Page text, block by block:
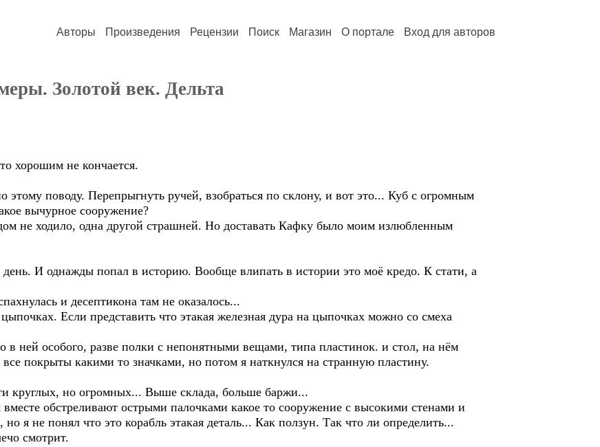
Авторы Произведения Рецензии Поиск Магазин О портале Вход для авторов
Золотой век. Дельта
хорошим не кончается.
поводу. Перепрыгнуть ручей, взобраться по склону, и вот это... Куб с огромным
вычурное сооружение?
не ходило, одна другой страшней. Но доставать Кафку было моим излюбленным
день. И однажды попал в историю. Вообще влипать в истории это моё кредо. К стати, а
и десептикона там не оказалось...
Если представить что этакая железная дура на цыпочках можно со смеха
в ней особого, разве полки с непонятными вещами, типа пластинок. и стол, на нём
покрыты какими то значками, но потом я наткнулся на странную пластину.
круглых, но огромных... Выше склада, больше баржи...
обстреливают острыми палочками какое то сооружение с высокими стенами и
я не понял что это корабль этакая деталь... Как ползун. Так что ли определить...
смотрит.